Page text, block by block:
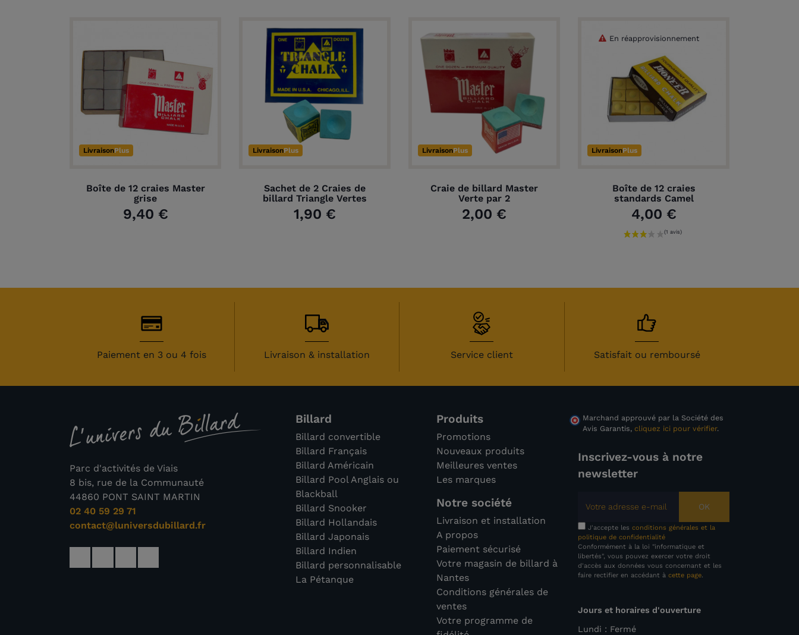
(1 avis)
LivraisonPlus
Boîte de 12 craies Master
grise
9,40 €
LivraisonPlus
Sachet de 2 Craies de
billard Triangle Vertes
1,90 €
LivraisonPlus
Craie de billard Master
Verte par 2
2,00 €
LivraisonPlus
Boîte de 12 craies
standards Camel
4,00 €
En réapprovisionnement
Paiement en 3 ou 4 fois Livraison & installation Service client Satisfait ou remboursé
Parc d'activités de Viais
8 bis, rue de la Communauté
44860 PONT SAINT MARTIN
02 40 59 29 71
contact@luniversdubillard.fr
Billard
Billard convertible
Billard Français
Billard Américain
Billard Pool Anglais ou
Blackball
Billard Snooker
Billard Hollandais
Billard Japonais
Billard Indien
Billard personnalisable
La Pétanque
Produits
Promotions
Nouveaux produits
Meilleures ventes
Les marques
Notre société
Livraison et installation
A propos
Paiement sécurisé
Votre magasin de billard à
Nantes
Conditions générales de
ventes
Votre programme de
Marchand approuvé par la Société des
Avis Garantis, cliquez ici pour vérifier.
Inscrivez-vous à notre
newsletter
OK
J'accepte les conditions générales et la
politique de confidentialité
Conformément à la loi "informatique et
libertés", vous pouvez exercer votre droit
d'accès aux données vous concernant et les
faire rectifier en accédant à cette page.
Jours et horaires d'ouverture
Lundi : Fermé